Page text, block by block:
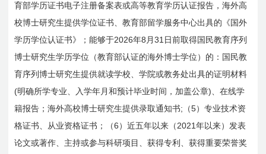
育部学历证书电子注册备案表或高等教育学历认证报告，海外高
校博士研究生提供学位证书、教育部留学服务中心出具的《国外
学历学位认证书》；能够于2026年8 月31 日前取得国民教育序列
博士研究生学历学位（教育部认证的海外博士学位）的：国民教
育序列博士研究生提供就读学校、学院或教务处出具的证明材料
(明确所学专业、入学年月和预计毕业时间，加盖公章) 、在线学
籍报告；海外高校博士研究生提供录取通知书; （5）专业技术资
格证书、从业资格证书；（6 ）近五年以来（ 2021年以来）发表
论文或著作、主持或参与科研项目、获得专利、获得重要荣誉奖